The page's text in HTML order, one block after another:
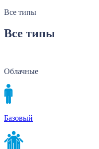
Все типы
Все типы
Облачные
Базовый